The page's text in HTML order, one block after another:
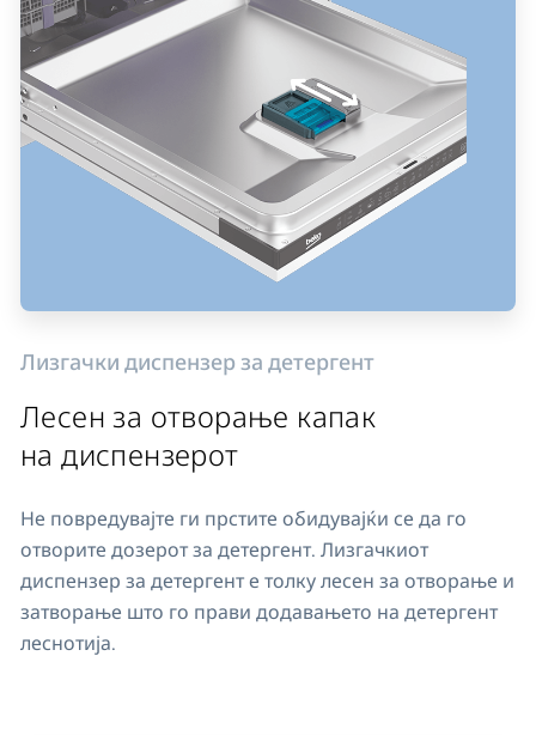
Лизгачки диспензер за детергент
Лесен за отворање капак
на диспензерот
Не повредувајте ги прстите обидувајќи се да го
отворите дозерот за детергент. Лизгачкиот
диспензер за детергент е толку лесен за отворање и
затворање што го прави додавањето на детергент
леснотија.